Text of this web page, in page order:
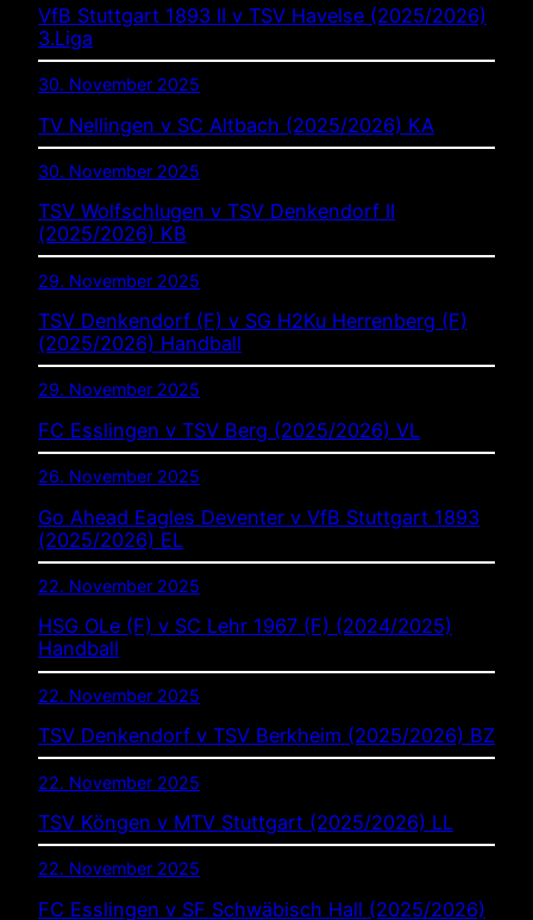
VfB Stuttgart 1893 II v TSV Havelse (2025/2026)
3.Liga
30. November 2025
TV Nellingen v SC Altbach (2025/2026) KA
30. November 2025
TSV Wolfschlugen v TSV Denkendorf II
(2025/2026) KB
29. November 2025
TSV Denkendorf (F) v SG H2Ku Herrenberg (F)
(2025/2026) Handball
29. November 2025
FC Esslingen v TSV Berg (2025/2026) VL
26. November 2025
Go Ahead Eagles Deventer v VfB Stuttgart 1893
(2025/2026) EL
22. November 2025
HSG OLe (F) v SC Lehr 1967 (F) (2024/2025)
Handball
22. November 2025
TSV Denkendorf v TSV Berkheim (2025/2026) BZ
22. November 2025
TSV Köngen v MTV Stuttgart (2025/2026) LL
22. November 2025
FC Esslingen v SF Schwäbisch Hall (2025/2026)